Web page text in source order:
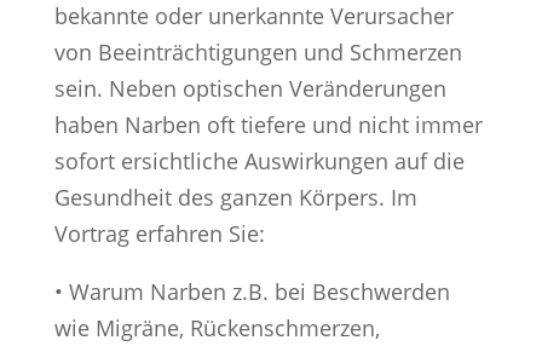
bekannte oder unerkannte Verursacher
von Beeinträchtigungen und Schmerzen
sein. Neben optischen Veränderungen
haben Narben oft tiefere und nicht immer
sofort ersichtliche Auswirkungen auf die
Gesundheit des ganzen Körpers. Im
Vortrag erfahren Sie:
• Warum Narben z.B. bei Beschwerden
wie Migräne, Rückenschmerzen,